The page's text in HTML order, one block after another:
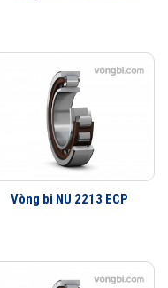
Vòng bi NU 2213 ECP